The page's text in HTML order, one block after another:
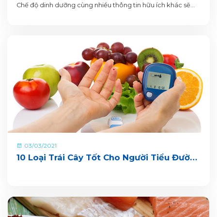
Chế độ dinh dưỡng cùng nhiều thông tin hữu ích khác sẽ
03/03/2021
10 Loại Trái Cây Tốt Cho Người Tiểu Đường